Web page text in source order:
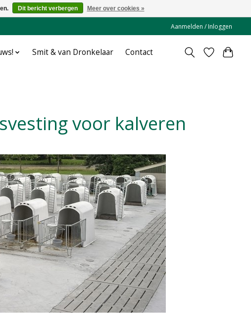
Aanmelden / Inloggen
Smit & van Dronkelaar Contact
voor kalveren
Dit bericht verbergen Meer over cookies »